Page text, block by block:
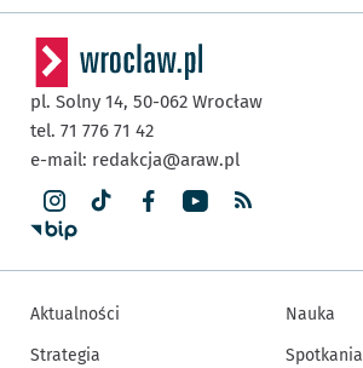
pl. Solny 14, 50-062 Wrocław
tel. 71 776 71 42
e-mail: redakcja@araw.pl
Aktualności
Strategia
Nauka
Spotkania